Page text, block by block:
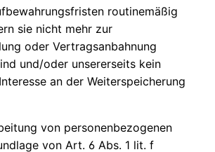
routinemäßig
sie nicht mehr zur
oder Vertragsanbahnung
und/oder unsererseits kein
an der Weiterspeicherung
von personenbezogenen
von Art. 6 Abs. 1 lit. f